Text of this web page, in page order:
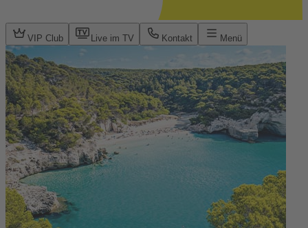
VIP Club Live im TV Kontakt Menü